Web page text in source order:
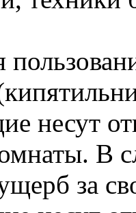
несут
В
за